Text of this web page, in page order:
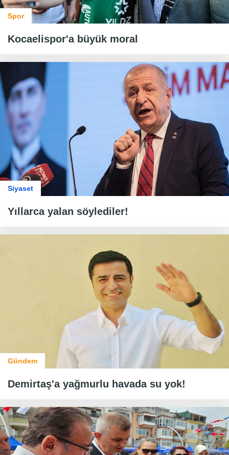
Spor
Kocaelispor'a büyük moral
Siyaset
Yıllarca yalan söylediler!
Gündem
Demirtaş'a yağmurlu havada su yok!